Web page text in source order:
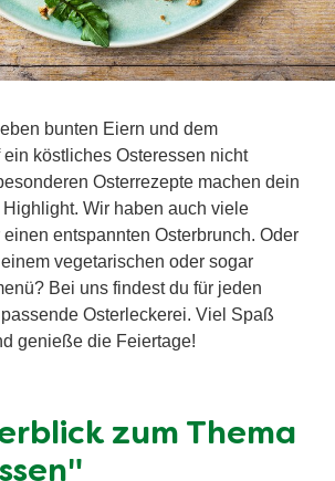
bunten Eiern und dem
köstliches Osteressen nicht
Osterrezepte machen dein
Wir haben auch viele
entspannten Osterbrunch. Oder
vegetarischen oder sogar
Bei uns findest du für jeden
Osterleckerei. Viel Spaß
genieße die Feiertage!
zum Thema